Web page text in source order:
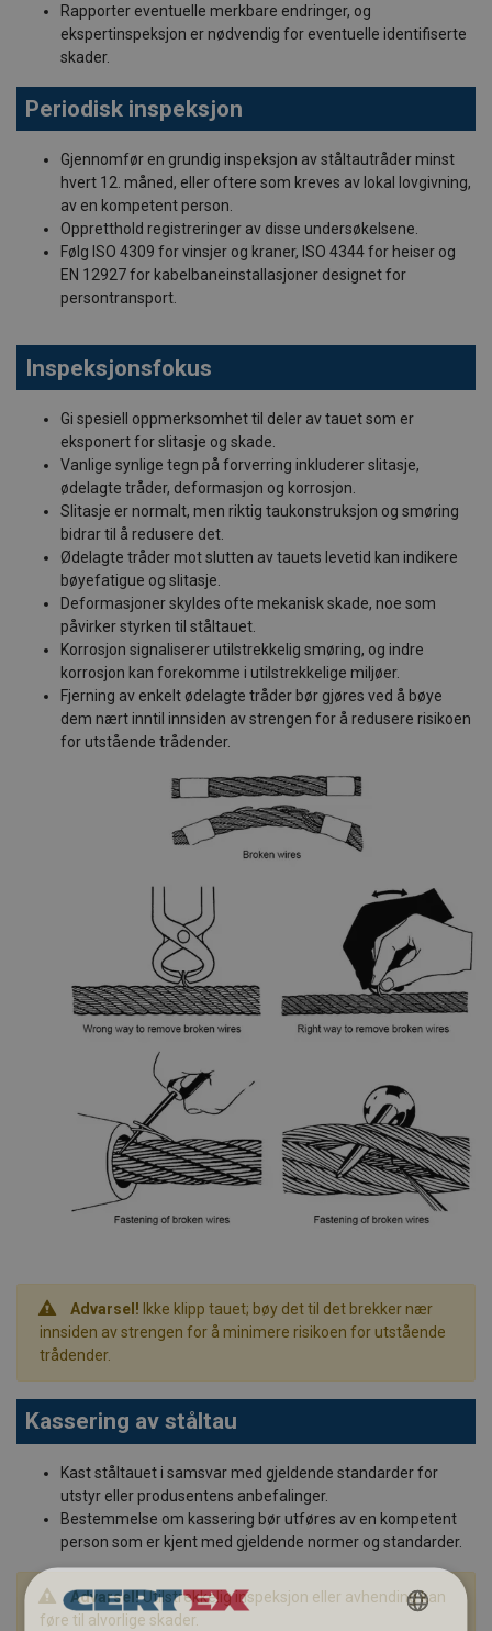
Rapporter eventuelle merkbare endringer, og
ekspertinspeksjon er nødvendig for eventuelle identifiserte
skader.
Periodisk inspeksjon
Gjennomfør en grundig inspeksjon av ståltautråder minst
hvert 12. måned, eller oftere som kreves av lokal lovgivning,
av en kompetent person.
Oppretthold registreringer av disse undersøkelsene.
Følg ISO 4309 for vinsjer og kraner, ISO 4344 for heiser og
EN 12927 for kabelbaneinstallasjoner designet for
persontransport.
Inspeksjonsfokus
Gi spesiell oppmerksomhet til deler av tauet som er
eksponert for slitasje og skade.
Vanlige synlige tegn på forverring inkluderer slitasje,
ødelagte tråder, deformasjon og korrosjon.
Slitasje er normalt, men riktig taukonstruksjon og smøring
bidrar til å redusere det.
Ødelagte tråder mot slutten av tauets levetid kan indikere
bøyefatigue og slitasje.
Deformasjoner skyldes ofte mekanisk skade, noe som
påvirker styrken til ståltauet.
Korrosjon signaliserer utilstrekkelig smøring, og indre
korrosjon kan forekomme i utilstrekkelige miljøer.
Fjerning av enkelt ødelagte tråder bør gjøres ved å bøye
dem nært inntil innsiden av strengen for å redusere risikoen
for utstående trådender.
Advarsel! Ikke klipp tauet; bøy det til det brekker nær
innsiden av strengen for å minimere risikoen for utstående
trådender.
Kassering av ståltau
Kast ståltauet i samsvar med gjeldende standarder for
utstyr eller produsentens anbefalinger.
Bestemmelse om kassering bør utføres av en kompetent
person som er kjent med gjeldende normer og standarder.
Advarsel!Utilstrekkelig inspeksjon eller avhending kan
føre til alvorlige skader.